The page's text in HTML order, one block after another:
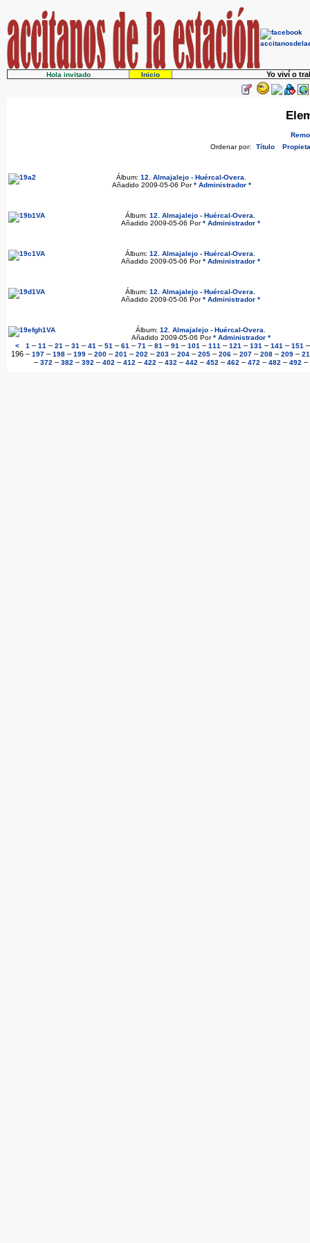
Hola invitado Inicio Yo viví o
Ordenar por:
Título
Álbum: 12. Almajalejo - Huércal-Overa
Añadido 2009-05-06 Por* Administrador *
Álbum: 12. Almajalejo - Huércal-Overa
Añadido 2009-05-06 Por* Administrador *
Álbum: 12. Almajalejo - Huércal-Overa
Añadido 2009-05-06 Por* Administrador *
Álbum: 12. Almajalejo - Huércal-Overa
Añadido 2009-05-06 Por* Administrador *
Álbum: 12. Almajalejo - Huércal-Overa
Añadido 2009-05-06 Por* Administrador *
<
1 – 11 – 21 – 31 – 41 – 51 – 61 – 71 – 81 – 91 – 101 – 111 – 121 – 131 – 141 – 151
196 – 197 – 198 – 199 – 200 – 201 – 202 – 203 – 204 – 205 – 206 – 207 – 208 – 209 –
– 372 – 382 – 392 – 402 – 412 – 422 – 432 – 442 – 452 – 462 – 472 – 482 – 492 –